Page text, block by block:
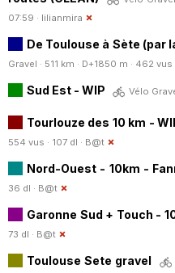
07:59 · lilianmira
De Toulouse à Sète (par
Gravel · 511 km · D+1850 m · 462 vus
Sud Est - WIP Vélo
Tourlouze des 10 km -
554 vus · 107 dl · B@t
Nord-Ouest - 10km -
36 dl · B@t
Garonne Sud + Touch -
73 dl · B@t
Toulouse Sete gravel